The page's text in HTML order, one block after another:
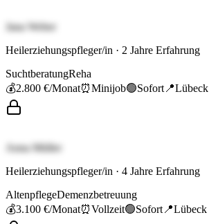
Jana Weber
Heilerziehungspfleger/in · 2 Jahre Erfahrung
SuchtberatungReha
💰2.800 €/Monat⏰Minijob🟢Sofort 📍Lübeck
Anna Müller
Heilerziehungspfleger/in · 4 Jahre Erfahrung
AltenpflegeDemenzbetreuung
💰3.100 €/Monat⏰Vollzeit🟢Sofort 📍Lübeck